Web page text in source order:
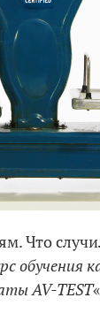
Что
обучения
AV-TEST